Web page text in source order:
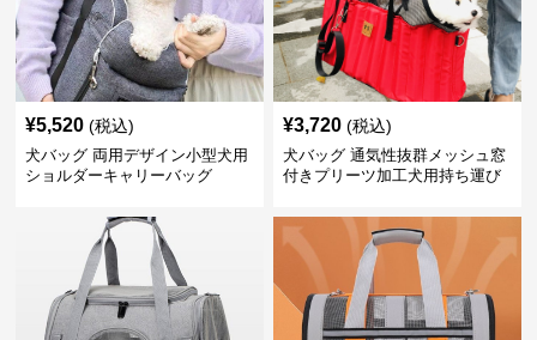
¥5,520 (税込)
犬バッグ 両用デザイン小型犬用
ショルダーキャリーバッグ
¥3,720 (税込)
犬バッグ 通気性抜群メッシュ窓
付きプリーツ加工犬用持ち運び